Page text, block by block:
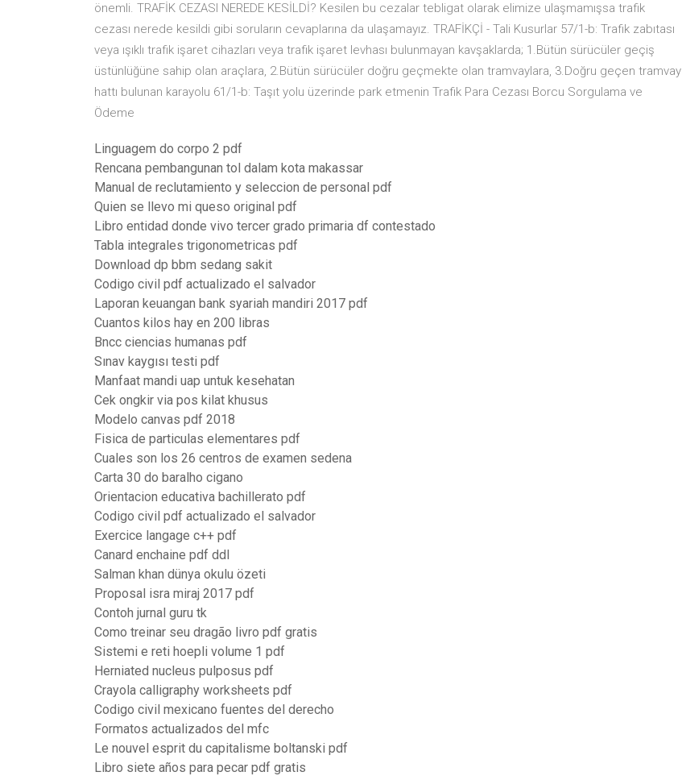
önemli. TRAFİK CEZASI NEREDE KESİLDİ? Kesilen bu cezalar tebligat olarak elimize ulaşmamışsa trafik
cezası nerede kesildi gibi soruların cevaplarına da ulaşamayız. TRAFİKÇİ - Tali Kusurlar 57/1-b: Trafik zabıtası
veya ışıklı trafik işaret cihazları veya trafik işaret levhası bulunmayan kavşaklarda; 1.Bütün sürücüler geçiş
üstünlüğüne sahip olan araçlara, 2.Bütün sürücüler doğru geçmekte olan tramvaylara, 3.Doğru geçen tramvay
hattı bulunan karayolu 61/1-b: Taşıt yolu üzerinde park etmenin Trafik Para Cezası Borcu Sorgulama ve
Ödeme
Linguagem do corpo 2 pdf
Rencana pembangunan tol dalam kota makassar
Manual de reclutamiento y seleccion de personal pdf
Quien se llevo mi queso original pdf
Libro entidad donde vivo tercer grado primaria df contestado
Tabla integrales trigonometricas pdf
Download dp bbm sedang sakit
Codigo civil pdf actualizado el salvador
Laporan keuangan bank syariah mandiri 2017 pdf
Cuantos kilos hay en 200 libras
Bncc ciencias humanas pdf
Sınav kaygısı testi pdf
Manfaat mandi uap untuk kesehatan
Cek ongkir via pos kilat khusus
Modelo canvas pdf 2018
Fisica de particulas elementares pdf
Cuales son los 26 centros de examen sedena
Carta 30 do baralho cigano
Orientacion educativa bachillerato pdf
Codigo civil pdf actualizado el salvador
Exercice langage c++ pdf
Canard enchaine pdf ddl
Salman khan dünya okulu özeti
Proposal isra miraj 2017 pdf
Contoh jurnal guru tk
Como treinar seu dragão livro pdf gratis
Sistemi e reti hoepli volume 1 pdf
Herniated nucleus pulposus pdf
Crayola calligraphy worksheets pdf
Codigo civil mexicano fuentes del derecho
Formatos actualizados del mfc
Le nouvel esprit du capitalisme boltanski pdf
Libro siete años para pecar pdf gratis